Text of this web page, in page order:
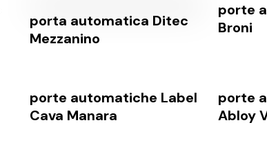
porta automatica Ditec
Mezzanino
porte
Broni
porte automatiche Label
Cava Manara
porte
Abloy